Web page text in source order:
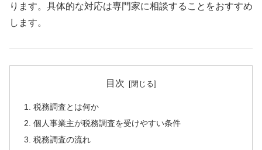
ります。具体的な対応は専門家に相談することをおすすめ
します。
目次
税務調査とは何か
個人事業主が税務調査を受けやすい条件
税務調査の流れ